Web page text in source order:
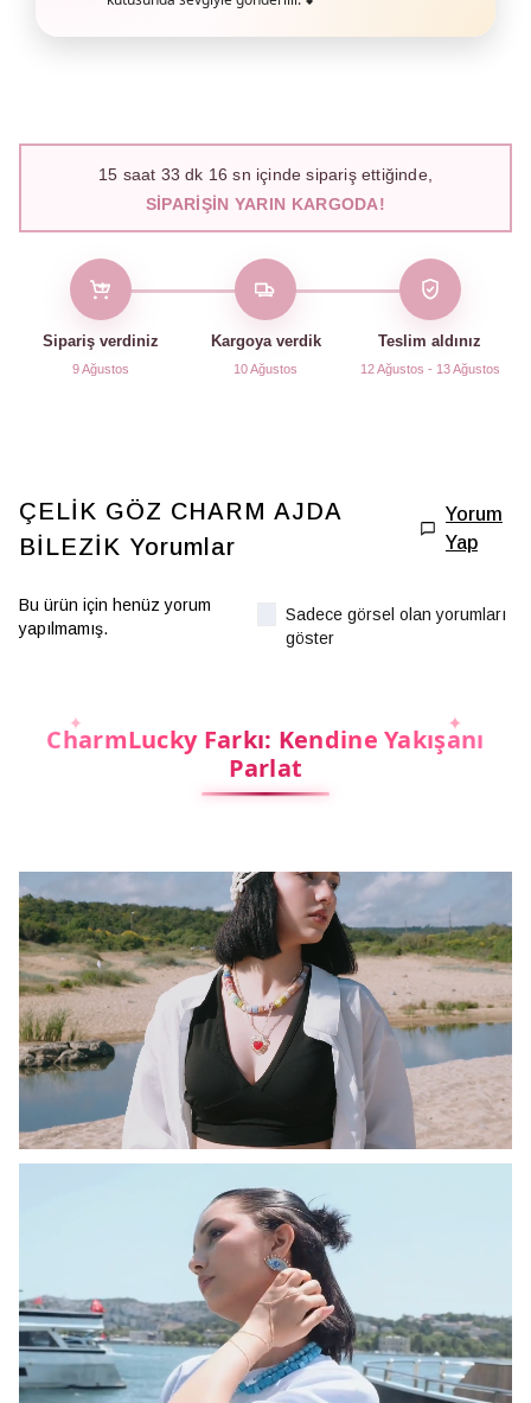
15 saat 33 dk 15 sn içinde sipariş ettiğinde,
SIPARIŞIN YARIN KARGODA!
Sipariş verdiniz
9 Ağustos
Kargoya verdik
10 Ağustos
Teslim aldınız
12 Ağustos - 13 Ağustos
ÇELİK GÖZ CHARM AJDA
BİLEZİK Yorumlar
Yorum
Yap
Bu ürün için henüz yorum
yapılmamış.
Sadece görsel olan yorumları
göster
CharmLucky Farkı: Kendine Yakışanı
Parlat